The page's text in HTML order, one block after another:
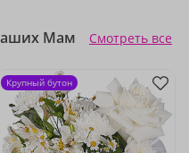
Мам Смотреть все
Крупный бутон